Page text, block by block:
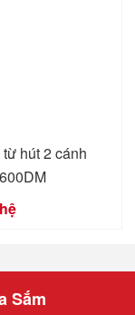
hút 2 cánh
Sắm